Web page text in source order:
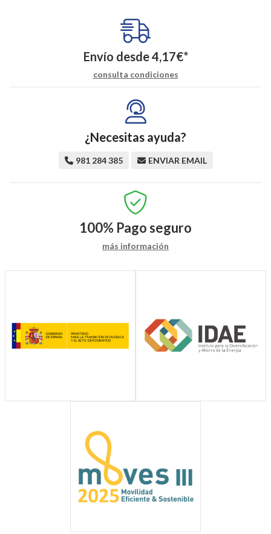
Envío desde4,17€*
consulta condiciones
¿Necesitas ayuda?
981 284 385 ENVIAR EMAIL
100% Pago seguro
más información